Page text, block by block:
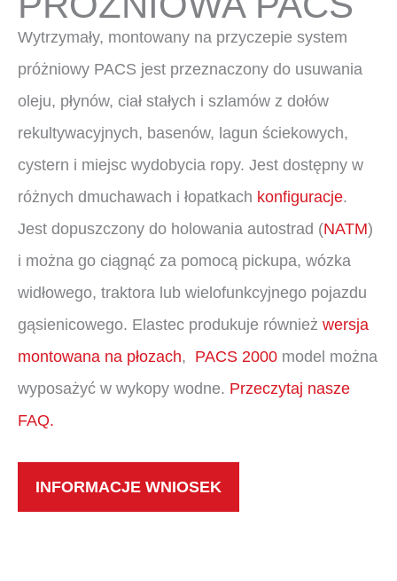
Wytrzymały, montowany na przyczepie system
próżniowy PACS jest przeznaczony do usuwania
oleju, płynów, ciał stałych i szlamów z dołów
rekultywacyjnych, basenów, lagun ściekowych,
cystern i miejsc wydobycia ropy. Jest dostępny w
różnych dmuchawach i łopatkach konfiguracje.
Jest dopuszczony do holowania autostrad (NATM)
i można go ciągnąć za pomocą pickupa, wózka
widłowego, traktora lub wielofunkcyjnego pojazdu
gąsienicowego. Elastec produkuje również wersja
montowana na płozach, PACS 2000 model można
wyposażyć w wykopy wodne. Przeczytaj nasze
FAQ.
INFORMACJE WNIOSEK